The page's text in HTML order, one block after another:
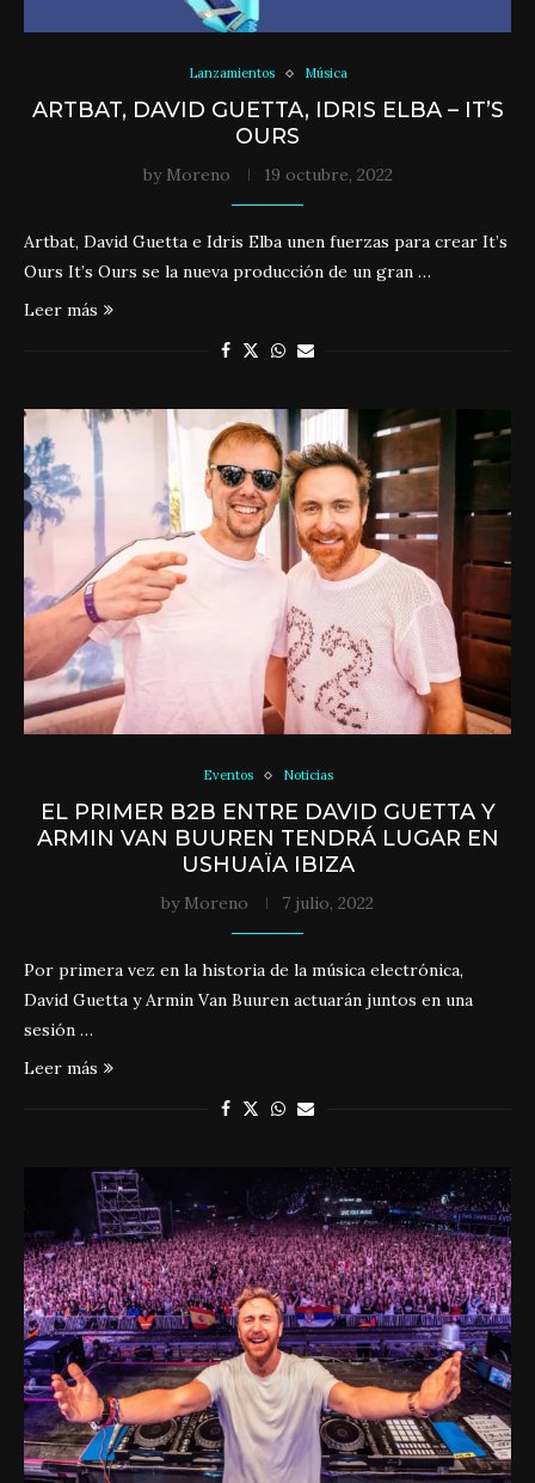
Lanzamientos Música
ARTBAT, DAVID GUETTA, IDRIS ELBA – IT’S
OURS
by Moreno 19 octubre, 2022
Artbat, David Guetta e Idris Elba unen fuerzas para crear It’s
Ours It’s Ours se la nueva producción de un gran …
Leer más
Eventos Noticias
EL PRIMER B2B ENTRE DAVID GUETTA Y
ARMIN VAN BUUREN TENDRÁ LUGAR EN
USHUAÏA IBIZA
by Moreno 7 julio, 2022
Por primera vez en la historia de la música electrónica,
David Guetta y Armin Van Buuren actuarán juntos en una
sesión …
Leer más